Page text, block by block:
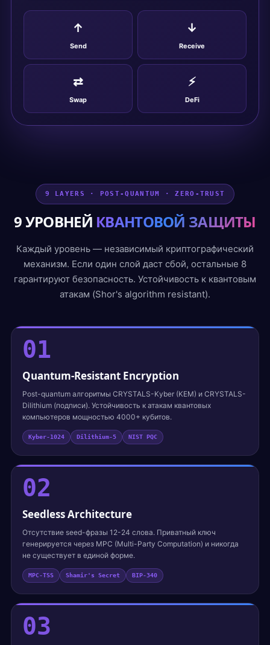
↑
Send
↓
Receive
⇄
Swap
⚡
DeFi
9 LAYERS · POST-QUANTUM · ZERO-TRUST
9 УРОВНЕЙ КВАНТОВОЙ ЗАЩИТЫ
Каждый уровень — независимый криптографический
механизм. Если один слой даст сбой, остальные 8
гарантируют безопасность. Устойчивость к квантовым
атакам (Shor's algorithm resistant).
01
Quantum-Resistant Encryption
Post-quantum алгоритмы CRYSTALS-Kyber (KEM) и CRYSTALS-
Dilithium (подписи). Устойчивость к атакам квантовых
компьютеров мощностью 4000+ кубитов.
Kyber-1024 Dilithium-5 NIST PQC
02
Seedless Architecture
Отсутствие seed-фразы 12-24 слова. Приватный ключ
генерируется через MPC (Multi-Party Computation) и никогда
не существует в единой форме.
MPC-TSS Shamir's Secret BIP-340
03